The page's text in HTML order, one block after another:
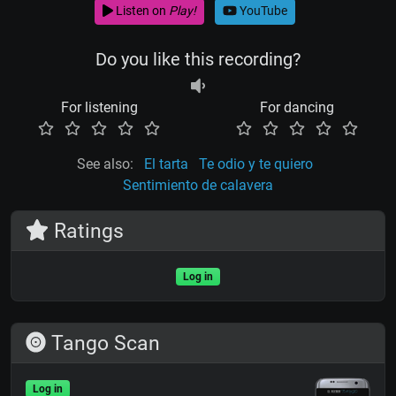
Listen on Play! YouTube
Do you like this recording?
For listening For dancing
See also: El tarta
Te odio y te quiero
Sentimiento de calavera
Ratings
Log in
Tango Scan
Log in